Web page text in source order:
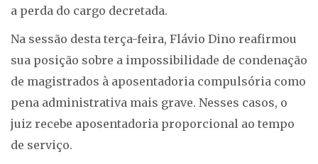
a perda do cargo decretada.
Na sessão desta terça-feira, Flávio Dino reafirmou
sua posição sobre a impossibilidade de condenação
de magistrados à aposentadoria compulsória como
pena administrativa mais grave. Nesses casos, o
juiz recebe aposentadoria proporcional ao tempo
de serviço.